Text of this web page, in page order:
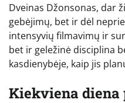
Dveinas Džonsonas, dar
gebėjimų, bet ir dėl
intensyvių filmavimų ir
bet ir geležinė disciplina
kasdienybėje, kaip jis
Kiekviena diena